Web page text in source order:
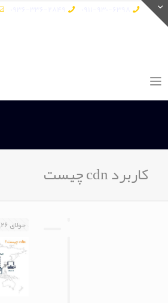
کاربرد cdn چیست
جولای 26, 2020